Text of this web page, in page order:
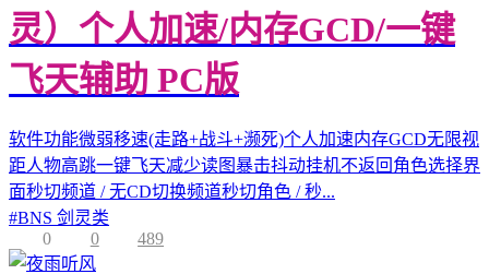
灵）个人加速/内存GCD/一键
飞天辅助 PC版
软件功能微弱移速(走路+战斗+濒死)个人加速内存GCD无限视
距人物高跳一键飞天减少读图暴击抖动挂机不返回角色选择界
面秒切频道 / 无CD切换频道秒切角色 / 秒...
#BNS 剑灵类
0
0 489